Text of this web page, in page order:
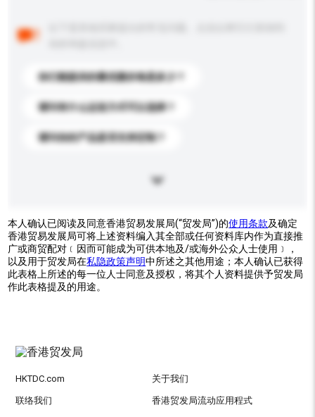
你们能提供的最优惠价格是多少？
请问有什么运送方式可以选择？
请问你的产品是否支持定制？
本人确认已阅读及同意香港贸易发展局(“贸发局”)的使用条款及确定
香港贸易发展局可将上述资料编入其全部或任何资料库内作为直接推
广或商贸配对﹝因而可能成为可供本地及/或海外公众人士使用﹞，
以及用于贸发局在私隐政策声明中所述之其他用途；本人确认已获得
此表格上所述的每一位人士同意及授权，将其个人资料提供予贸发局
作此表格提及的用途。
HKTDC.com 关于我们
联络我们 香港贸发局流动应用程式